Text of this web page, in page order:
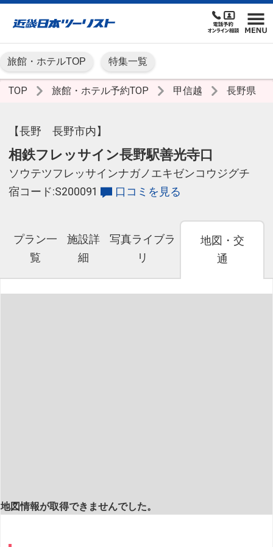
旅館・ホテルTOP 特集一覧
TOP 旅館・ホテル予約TOP 甲信越 長野県
【長野 長野市内】
相鉄フレッサイン長野駅善光寺口
ソウテツフレッサインナガノエキゼンコウジグチ
宿コード:S200091
口コミを見る
プラン一
覧
施設詳
細
写真ライブラ
リ
地図・交
通
地図情報が取得できませんでした。